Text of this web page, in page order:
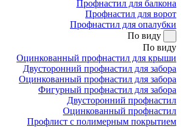
Профнастил для балкона
Профнастил для ворот
Профнастил для опалубки
По виду
По виду
Оцинкованный профнастил для крыши
Двусторонний профнастил для забора
Оцинкованный профнастил для забора
Фигурный профнастил для забора
Двусторонний профнастил
Оцинкованный профнастил
Профлист с полимерным покрытием